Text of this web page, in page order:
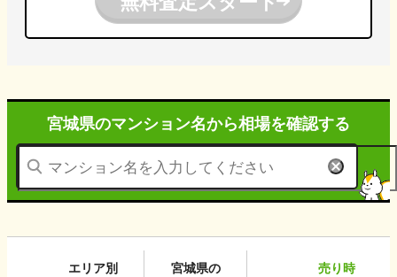
宮城県のマンション名から相場を確認する
エリア別
宮城県の
売り時